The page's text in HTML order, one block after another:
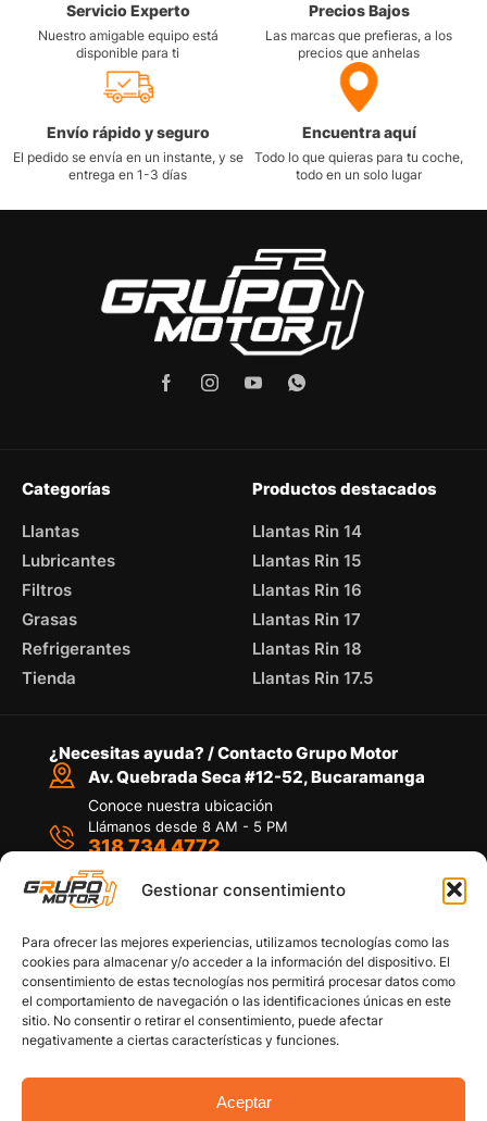
Gestionar consentimiento
Para ofrecer las mejores experiencias, utilizamos tecnologías como las
cookies para almacenar y/o acceder a la información del dispositivo. El
consentimiento de estas tecnologías nos permitirá procesar datos como
el comportamiento de navegación o las identificaciones únicas en este
sitio. No consentir o retirar el consentimiento, puede afectar
negativamente a ciertas características y funciones.
Aceptar
Servicio Experto
Nuestro amigable equipo está
disponible para ti
Precios Bajos
Las marcas que prefieras, a los
precios que anhelas
Envío rápido y seguro
El pedido se envía en un instante, y se
entrega en 1-3 días
Encuentra aquí
Todo lo que quieras para tu coche,
todo en un solo lugar
Categorías
Llantas
Lubricantes
Filtros
Grasas
Refrigerantes
Tienda
Productos destacados
Llantas Rin 14
Llantas Rin 15
Llantas Rin 16
Llantas Rin 17
Llantas Rin 18
Llantas Rin 17.5
¿Necesitas ayuda? / Contacto Grupo Motor
Av. Quebrada Seca #12-52, Bucaramanga
Conoce nuestra ubicación
Llámanos desde 8 AM - 5 PM
318 734 4772
Por medio de WhatsApp
Políticas de privacidad
Política de devoluciones y/o reembolsos
Términos y Condiciones